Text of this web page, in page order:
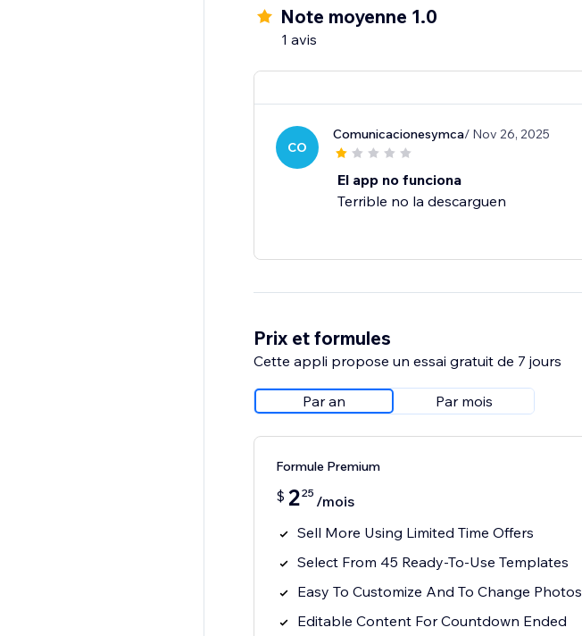
Note moyenne 1.0
1 avis
CO
Comunicacionesymca/ Nov 26, 2025
El app no funciona
Terrible no la descarguen
Prix et formules
Cette appli propose un essai gratuit de 7 jours
Par an Par mois
Formule Premium
$ 225 /mois
Sell More Using Limited Time Offers
Select From 45 Ready-To-Use Templates
Easy To Customize And To Change Photos
Editable Content For Countdown Ended